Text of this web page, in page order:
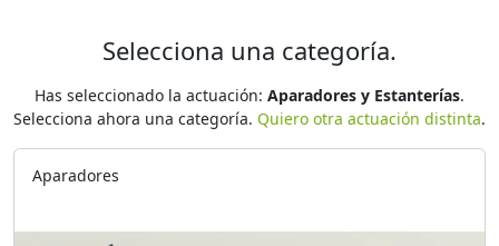
Selecciona una categoría.
Has seleccionado la actuación: Aparadores y Estanterías.
Selecciona ahora una categoría. Quiero otra actuación distinta.
Aparadores